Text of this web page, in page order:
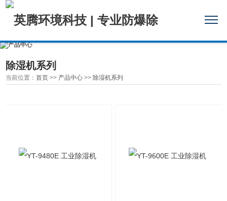
除湿机系列
当前位置：首页 >> 产品中心 >> 除湿机系列